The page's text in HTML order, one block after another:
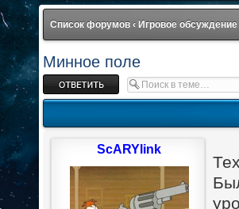
Список форумов ‹ Игровое обсуждение
Минное поле
Ответить
ScARYlink